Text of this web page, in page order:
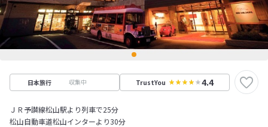
日本旅行 収集中 TrustYou 4.4
ＪＲ予讃線松山駅より列車で25分
松山自動車道松山インターより30分